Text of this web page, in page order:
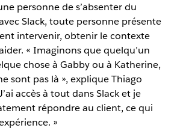
personne de s’absenter du
Slack, toute personne présente
intervenir, obtenir le contexte
« Imaginons que quelqu’un
chose à Gabby ou à Katherine,
sont pas là », explique Thiago
accès à tout dans Slack et je
répondre au client, ce qui
»